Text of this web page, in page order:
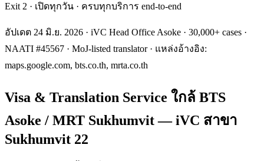
Exit 2 · เปิดทุกวัน · ครบทุกบริการ end-to-end
อัปเดต 24 มิ.ย. 2026 · iVC Head Office Asoke · 30,000+ cases ·
NAATI #45567 · MoJ-listed translator · แหล่งอ้างอิง:
maps.google.com, bts.co.th, mrta.co.th
Visa & Translation Service ใกล้ BTS
Asoke / MRT Sukhumvit — iVC สาขา
Sukhumvit 22